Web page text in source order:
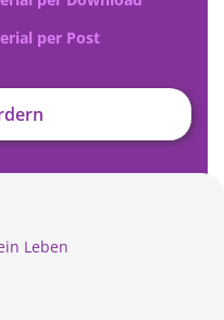
per Post
Leben